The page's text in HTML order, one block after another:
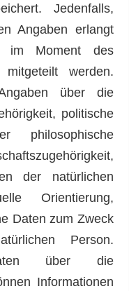
Jedenfalls,
Angaben erlangt
im Moment des
werden.
über die
politische
philosophische
der natürlichen
Orientierung,
Daten zum Zweck
Person.
über die
Informationen